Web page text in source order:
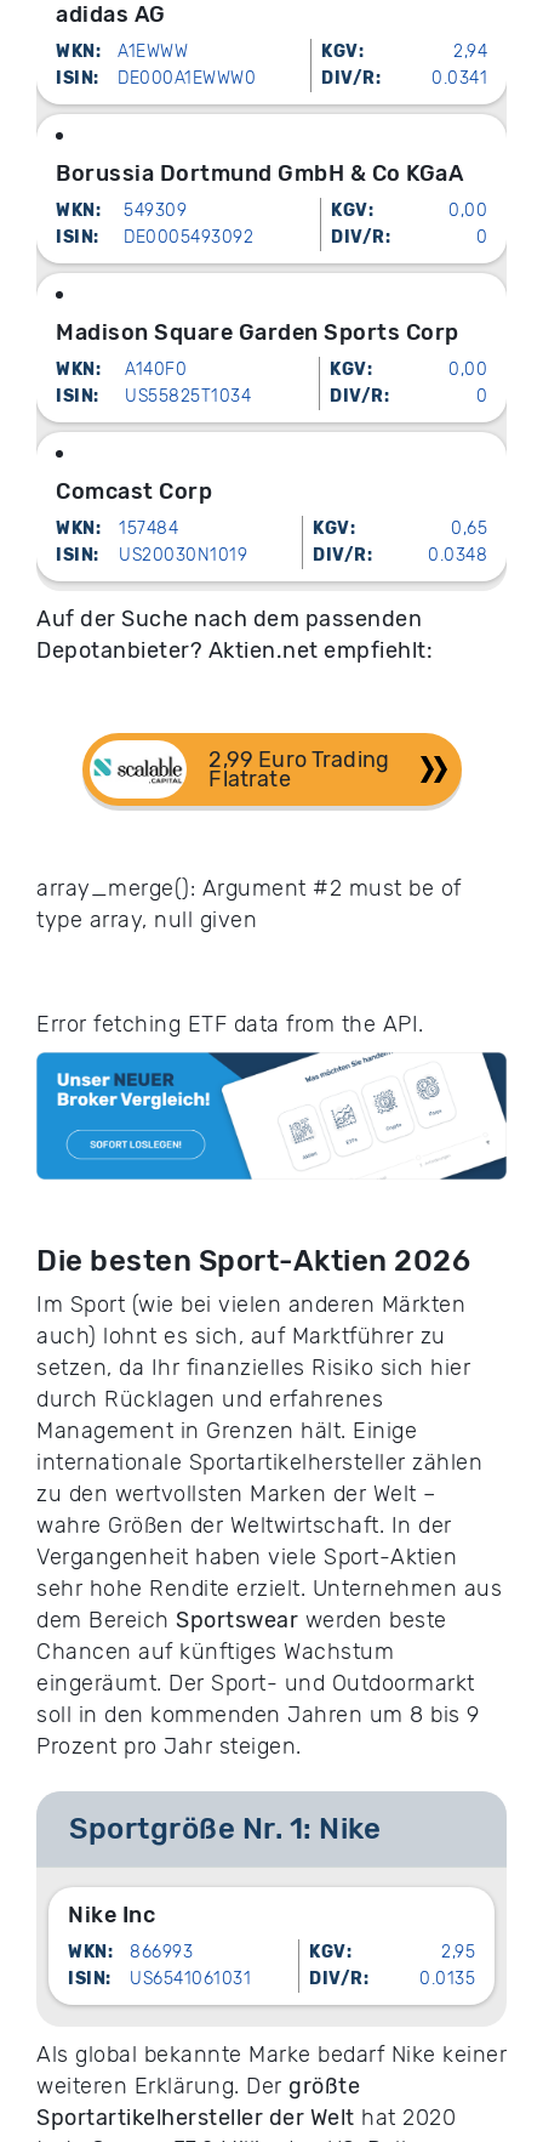
adidas AG
WKN: A1EWWW KGV:
2,94
ISIN:
DE000A1EWWW0 DIV/R: 0.0341
Borussia Dortmund GmbH & Co KGaA
WKN: 549309 KGV:
0,00
ISIN:
DE0005493092 DIV/R: 0
Madison Square Garden Sports Corp
WKN: A140F0 KGV:
0,00
ISIN:
US55825T1034 DIV/R: 0
Comcast Corp
WKN: 157484 KGV:
0,65
ISIN:
US20030N1019 DIV/R: 0.0348
Auf der Suche nach dem passenden
Depotanbieter? Aktien.net empfiehlt:
2,99 Euro Trading
Flatrate
array_merge(): Argument #2 must be of
type array, null given
Error fetching ETF data from the API.
Die besten Sport-Aktien 2026
Im Sport (wie bei vielen anderen Märkten
auch) lohnt es sich, auf Marktführer zu
setzen, da Ihr finanzielles Risiko sich hier
durch Rücklagen und erfahrenes
Management in Grenzen hält. Einige
internationale Sportartikelhersteller zählen
zu den wertvollsten Marken der Welt –
wahre Größen der Weltwirtschaft. In der
Vergangenheit haben viele Sport-Aktien
sehr hohe Rendite erzielt. Unternehmen aus
dem Bereich Sportswear werden beste
Chancen auf künftiges Wachstum
eingeräumt. Der Sport- und Outdoormarkt
soll in den kommenden Jahren um 8 bis 9
Prozent pro Jahr steigen.
Sportgröße Nr. 1: Nike
Nike Inc
WKN: 866993 KGV:
2,95
ISIN:
US6541061031 DIV/R: 0.0135
Als global bekannte Marke bedarf Nike keiner
weiteren Erklärung. Der größte
Sportartikelhersteller der Welt hat 2020